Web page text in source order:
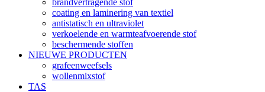
coating en laminering van textiel
antistatisch en ultraviolet
verkoelende en warmteafvoerende stof
beschermende stoffen
NIEUWE PRODUCTEN
grafeenweefsels
wollenmixstof
TAS